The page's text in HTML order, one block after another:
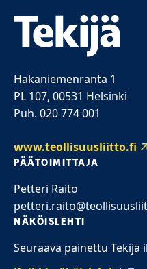
Hakaniemenranta 1
PL 107, 00531 Helsinki
Puh. 020 774 001
www.teollisuusliitto.fi
PÄÄTOIMITTAJA
Petteri Raito
NÄKÖISLEHTI
Seuraava painettu Tekijä